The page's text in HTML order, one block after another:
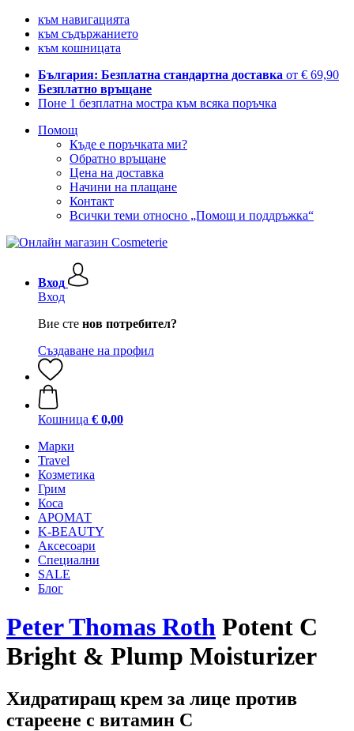
към навигацията
към съдържанието
към кошницата
България: Безплатна стандартна доставка от € 69,90
Безплатно връщане
Поне 1 безплатна мостра към всяка поръчка
Помощ
Къде е поръчката ми?
Обратно връщане
Цена на доставка
Начини на плащане
Контакт
Всички теми относно „Помощ и поддръжка“
Вход
Вход
Вие сте нов потребител?
Създаване на профил
Кошница € 0,00
Mарки
Travel
Козметика
Грим
Коса
АРОМАТ
K-BEAUTY
Аксесоари
Специални
SALE
Блог
Peter Thomas Roth Potent C
Bright & Plump Moisturizer
Хидратиращ крем за лице против
стареене с витамин С